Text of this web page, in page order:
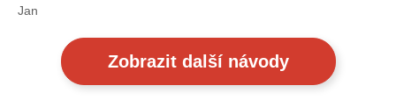
Jan
Zobrazit další návody